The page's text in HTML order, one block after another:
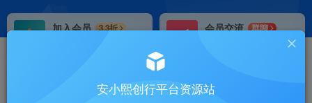
加入会员
3.3折
会员交流
群聊
推广返佣高达70%
24小时自动赚钱
安小熙创行平台资源站